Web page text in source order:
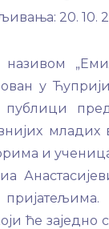
20. 10.
у
и
ће